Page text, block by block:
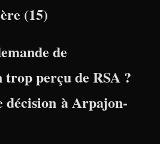
(15)
de
perçu de RSA ?
décision à Arpajon-